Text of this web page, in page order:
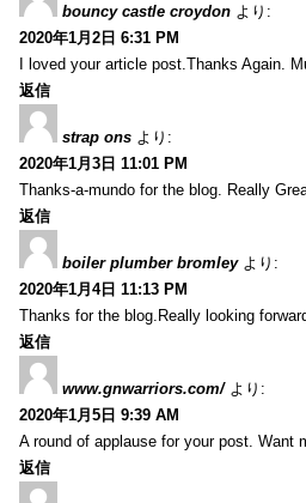
bouncy castle croydon より:
2020年1月2日 6:31 PM
I loved your article post.Thanks Again.
返信
strap ons より:
2020年1月3日 11:01 PM
Thanks-a-mundo for the blog. Really
返信
boiler plumber bromley より:
2020年1月4日 11:13 PM
Thanks for the blog.Really looking
返信
www.gnwarriors.com/ より:
2020年1月5日 9:39 AM
A round of applause for your post. Want
返信